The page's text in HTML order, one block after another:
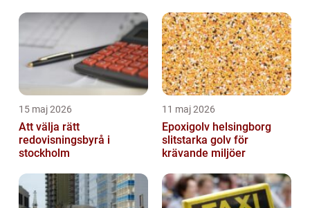
15 maj 2026
Att välja rätt
redovisningsbyrå i
stockholm
11 maj 2026
Epoxigolv helsingborg
slitstarka golv för
krävande miljöer